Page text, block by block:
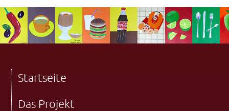
Startseite
Das Projekt